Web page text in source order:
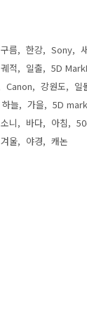
구름 한강 Sony
궤적 일출
5D
Canon 강원도
일
하늘 가을
5D
소니 바다 아침
겨울 야경 캐논